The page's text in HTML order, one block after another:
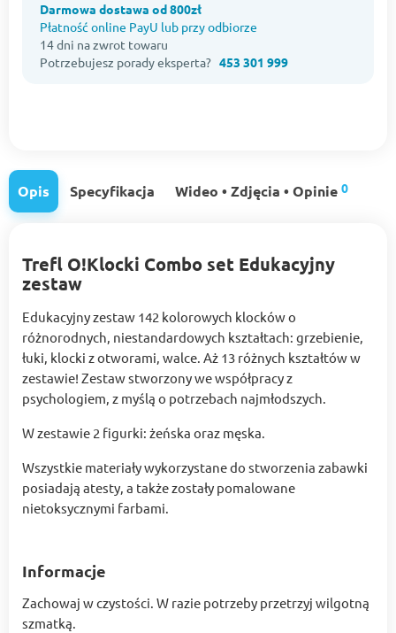
Darmowa dostawa od 800zł
Płatność online PayU lub przy odbiorze
14 dni na zwrot towaru
Potrzebujesz porady eksperta? 453 301 999
Opis Specyfikacja Wideo • Zdjęcia • Opinie 0
Trefl O!Klocki Combo set Edukacyjny
zestaw
Edukacyjny zestaw 142 kolorowych klocków o
różnorodnych, niestandardowych kształtach: grzebienie,
łuki, klocki z otworami, walce. Aż 13 różnych kształtów w
zestawie! Zestaw stworzony we współpracy z
psychologiem, z myślą o potrzebach najmłodszych.
W zestawie 2 figurki: żeńska oraz męska.
Wszystkie materiały wykorzystane do stworzenia zabawki
posiadają atesty, a także zostały pomalowane
nietoksycznymi farbami.
Informacje
Zachowaj w czystości. W razie potrzeby przetrzyj wilgotną
szmatką.